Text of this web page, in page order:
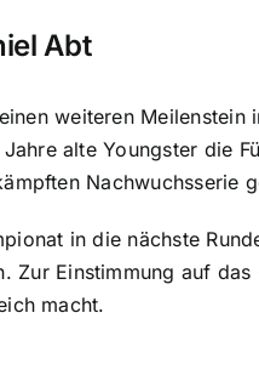
Abt
weiteren
alte Youngster die
Nachwuchsserie
in die nächste
Zur Einstimmung auf
macht.